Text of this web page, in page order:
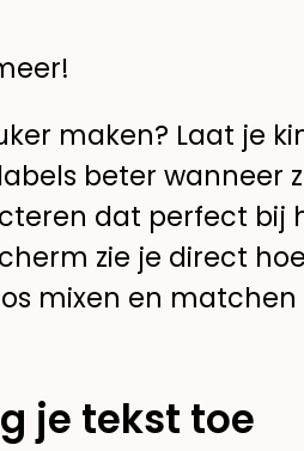
maken? Laat je
beter wanneer
dat perfect bij
zie je direct
mixen en
je tekst toe